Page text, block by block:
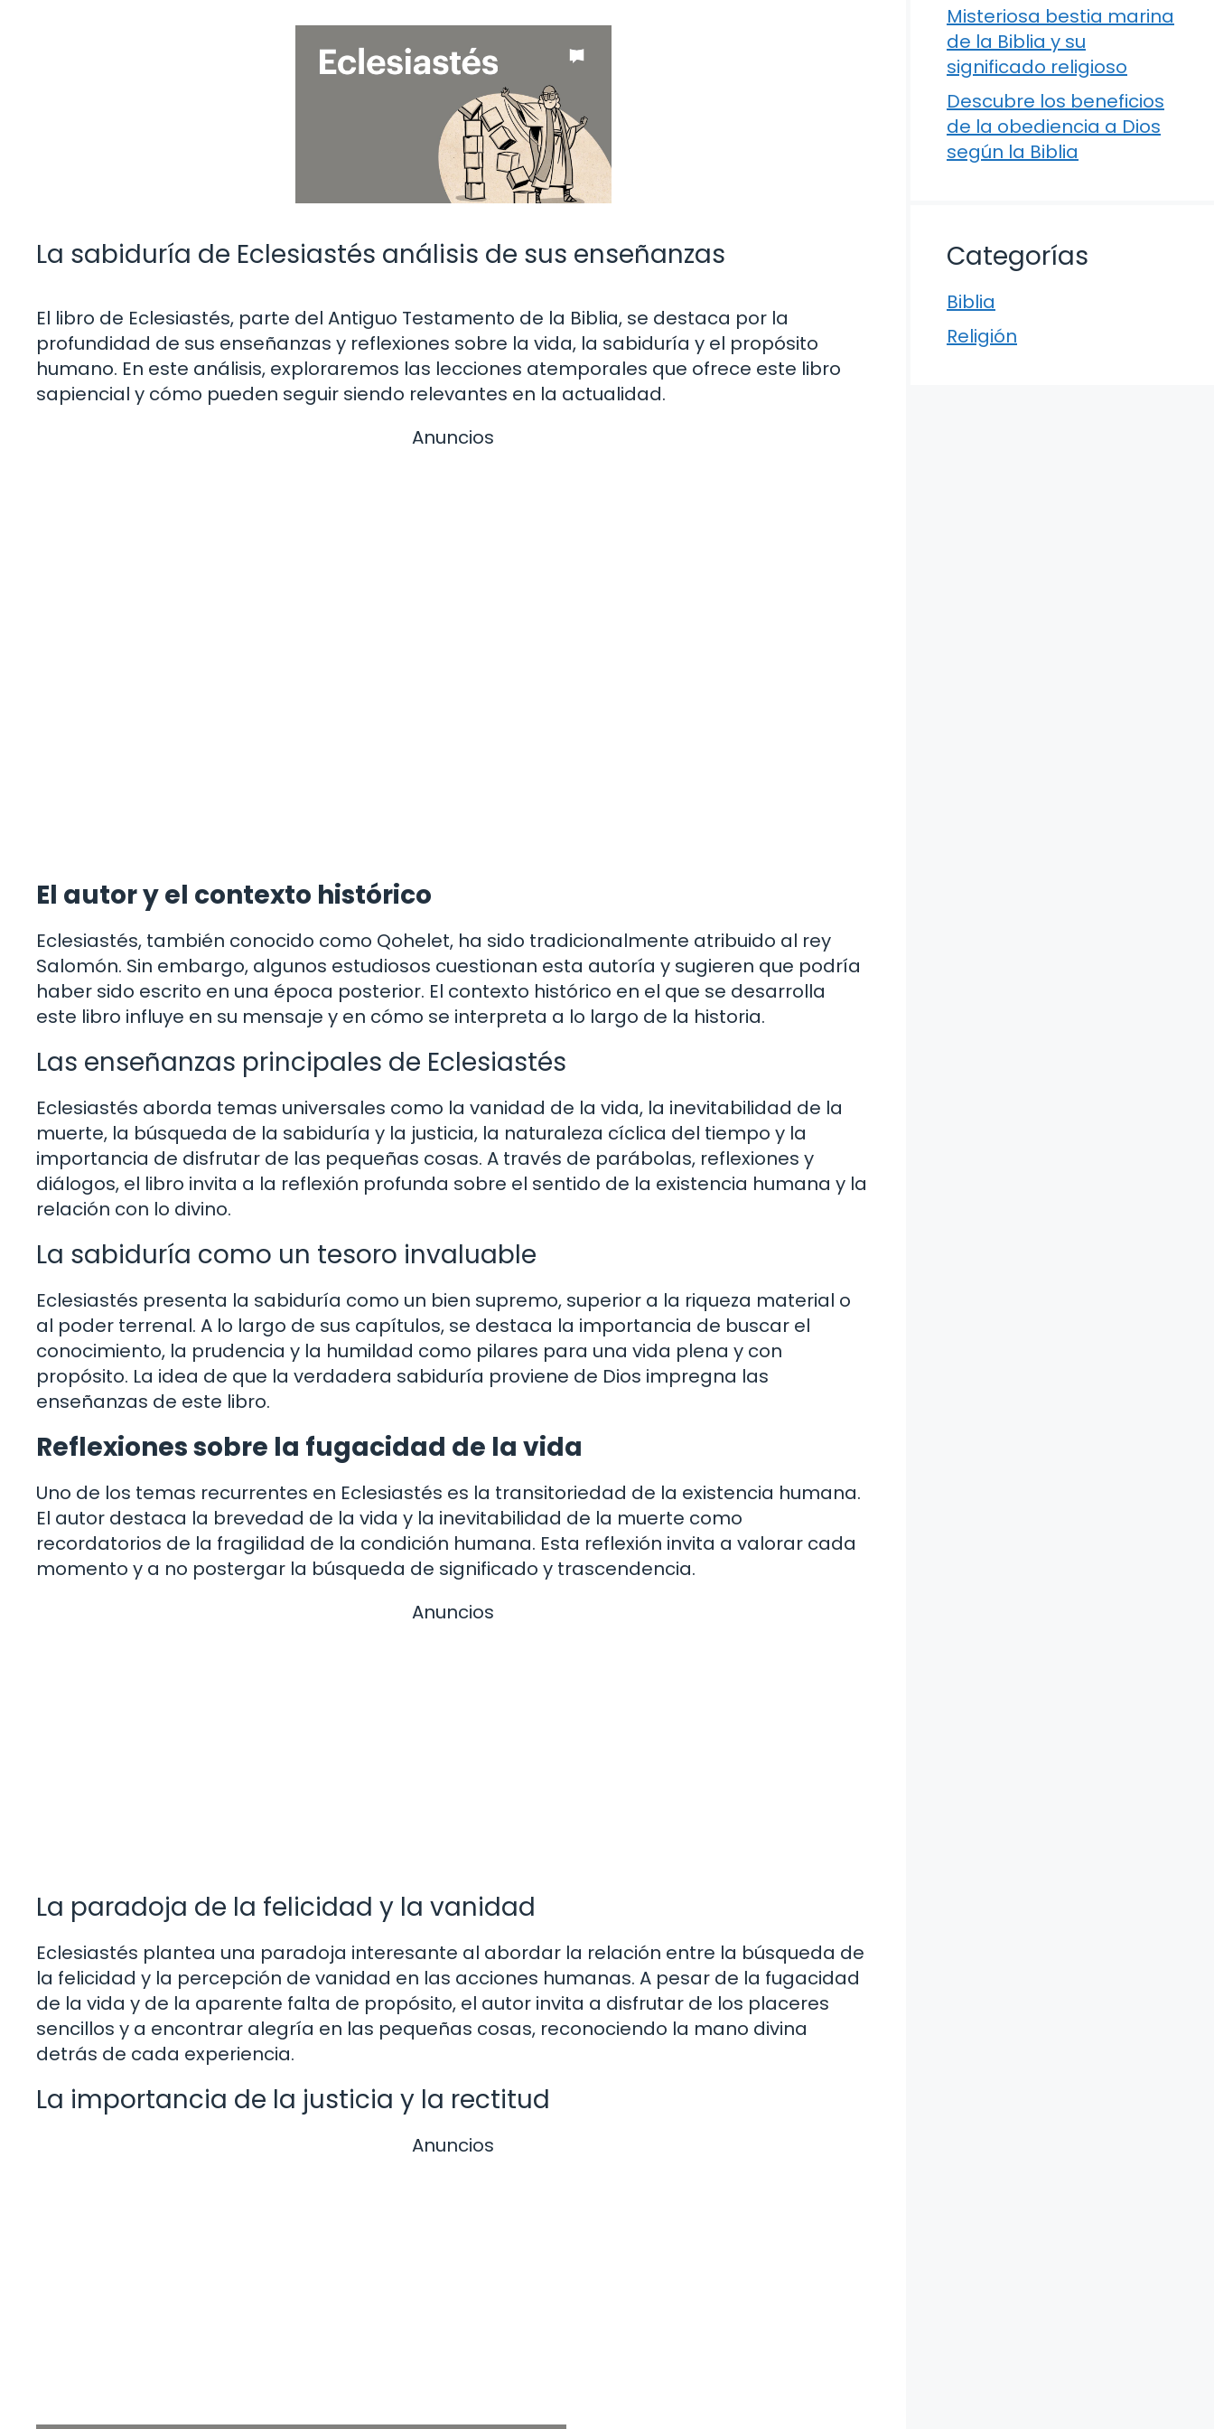
La sabiduría de Eclesiastés análisis de sus enseñanzas
El libro de Eclesiastés, parte del Antiguo Testamento de la Biblia, se destaca por la
profundidad de sus enseñanzas y reflexiones sobre la vida, la sabiduría y el propósito
humano. En este análisis, exploraremos las lecciones atemporales que ofrece este libro
sapiencial y cómo pueden seguir siendo relevantes en la actualidad.
Anuncios
El autor y el contexto histórico
Eclesiastés, también conocido como Qohelet, ha sido tradicionalmente atribuido al rey
Salomón. Sin embargo, algunos estudiosos cuestionan esta autoría y sugieren que podría
haber sido escrito en una época posterior. El contexto histórico en el que se desarrolla
este libro influye en su mensaje y en cómo se interpreta a lo largo de la historia.
Las enseñanzas principales de Eclesiastés
Eclesiastés aborda temas universales como la vanidad de la vida, la inevitabilidad de la
muerte, la búsqueda de la sabiduría y la justicia, la naturaleza cíclica del tiempo y la
importancia de disfrutar de las pequeñas cosas. A través de parábolas, reflexiones y
diálogos, el libro invita a la reflexión profunda sobre el sentido de la existencia humana y la
relación con lo divino.
La sabiduría como un tesoro invaluable
Eclesiastés presenta la sabiduría como un bien supremo, superior a la riqueza material o
al poder terrenal. A lo largo de sus capítulos, se destaca la importancia de buscar el
conocimiento, la prudencia y la humildad como pilares para una vida plena y con
propósito. La idea de que la verdadera sabiduría proviene de Dios impregna las
enseñanzas de este libro.
Reflexiones sobre la fugacidad de la vida
Uno de los temas recurrentes en Eclesiastés es la transitoriedad de la existencia humana.
El autor destaca la brevedad de la vida y la inevitabilidad de la muerte como
recordatorios de la fragilidad de la condición humana. Esta reflexión invita a valorar cada
momento y a no postergar la búsqueda de significado y trascendencia.
Anuncios
La paradoja de la felicidad y la vanidad
Eclesiastés plantea una paradoja interesante al abordar la relación entre la búsqueda de
la felicidad y la percepción de vanidad en las acciones humanas. A pesar de la fugacidad
de la vida y de la aparente falta de propósito, el autor invita a disfrutar de los placeres
sencillos y a encontrar alegría en las pequeñas cosas, reconociendo la mano divina
detrás de cada experiencia.
La importancia de la justicia y la rectitud
Anuncios
Misteriosa bestia marina
de la Biblia y su
significado religioso
Descubre los beneficios
de la obediencia a Dios
según la Biblia
Categorías
Biblia
Religión